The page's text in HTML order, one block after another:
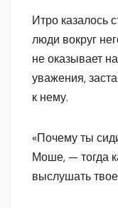
Итро казалось
люди вокруг
не оказывает
уважения,
к нему.
«Почему ты
Моше, — тогда
выслушать